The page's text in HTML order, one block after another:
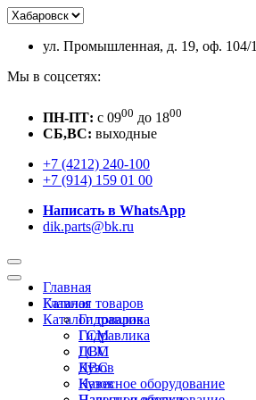
ул. Промышленная, д. 19, оф. 104/1
Мы в соцсетях:
ПН-ПТ: c 0900 до 1800
СБ,ВС: выходные
+7 (4212) 240-100
+7 (914) 159 01 00
Написать в WhatsApp
dik.parts@bk.ru
Главная
Каталог товаров
Гидравлика
ГСМ
ДВС
Кузов
Навесное оборудование
Главная
Каталог товаров
Гидравлика
ГСМ
ДВС
Кузов